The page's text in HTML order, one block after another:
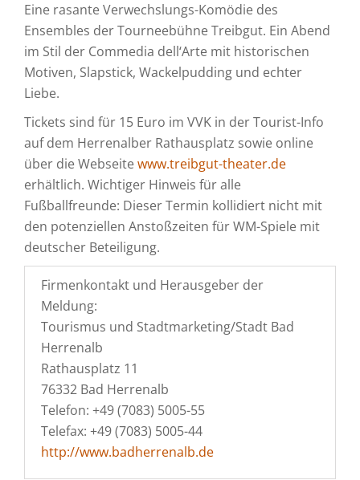
Eine rasante Verwechslungs-Komödie des
Ensembles der Tourneebühne Treibgut. Ein Abend
im Stil der Commedia dell‘Arte mit historischen
Motiven, Slapstick, Wackelpudding und echter
Liebe.
Tickets sind für 15 Euro im VVK in der Tourist-Info
auf dem Herrenalber Rathausplatz sowie online
über die Webseitewww.treibgut-theater.de
erhältlich. Wichtiger Hinweis für alle
Fußballfreunde: Dieser Termin kollidiert nicht mit
den potenziellen Anstoßzeiten für WM-Spiele mit
deutscher Beteiligung.
Firmenkontakt und Herausgeber der
Meldung:
Tourismus und Stadtmarketing/Stadt Bad
Herrenalb
Rathausplatz 11
76332 Bad Herrenalb
Telefon: +49 (7083) 5005-55
Telefax: +49 (7083) 5005-44
http://www.badherrenalb.de